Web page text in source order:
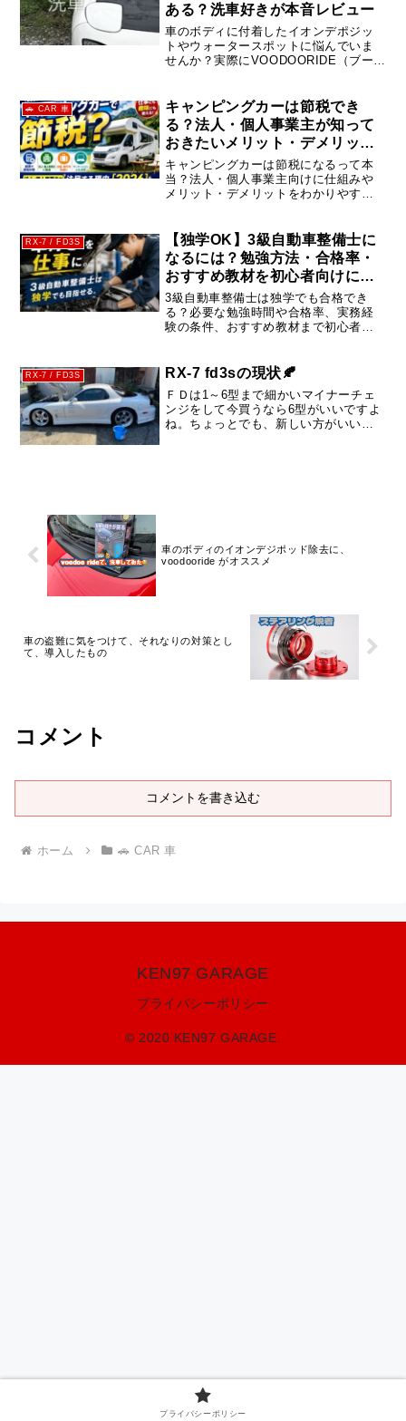
ある？洗車好きが本音レビュー
車のボディに付着したイオンデポジッ
トやウォータースポットに悩んでいま
せんか？実際にVOODOORIDE（ブード
メリット・デメリットを詳しくレビュ
ーします。
🚗 CAR 車
キャンピングカーは節税でき
る？法人・個人事業主が知って
おきたいメリット・デメリット
【2025年最新版】
キャンピングカーは節税になるって本
当？法人・個人事業主向けに仕組みや
メリット・デメリットをわかりやすく
す。
RX-7 / FD3S
【独学OK】3級自動車整備士に
なるには？勉強方法・合格率・
おすすめ教材を初心者向けに解
説
3級自動車整備士は独学でも合格でき
る？必要な勉強時間や合格率、実務経
験の条件、おすすめ教材まで初心者向
いも紹介します。
RX-7 / FD3S RX-7 fd3sの現状🍂
ＦＤは1～6型まで細かいマイナーチェ
ンジをして今買うなら6型がいいですよ
ね。ちょっとでも、新しい方がいいか
車のボディのイオンデジポッド除去に、
voodooride がオススメ
車の盗難に気をつけて、それなりの対策とし
て、導入したもの
コメント
コメントを書き込む
ホーム 🚗 CAR 車
KEN97 GARAGE
プライバシーポリシー
© 2020 KEN97 GARAGE.
プライバシーポリシー